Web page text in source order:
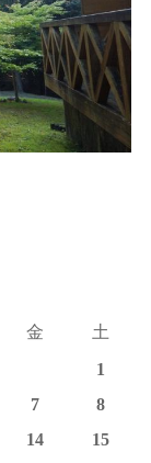
金
土
1
7
8
14
15